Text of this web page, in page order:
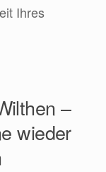
Ihres
–
wieder